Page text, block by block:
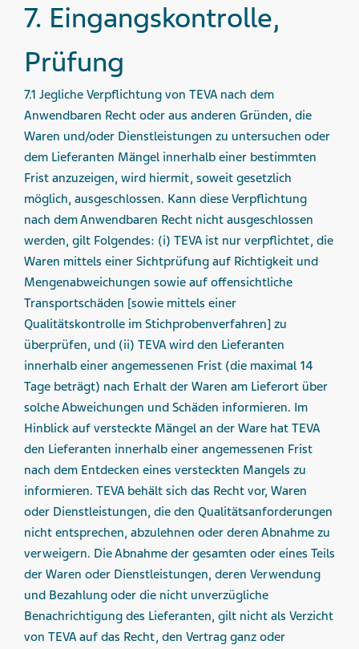
7. Eingangs­kontrolle,
Prüfung
7.1 Jegliche Verpflichtung von TEVA nach dem
Anwendbaren Recht oder aus anderen Gründen, die
Waren und/oder Dienstleistungen zu untersuchen oder
dem Lieferanten Mängel innerhalb einer bestimmten
Frist anzuzeigen, wird hiermit, soweit gesetzlich
möglich, ausgeschlossen. Kann diese Verpflichtung
nach dem Anwendbaren Recht nicht ausgeschlossen
werden, gilt Folgendes: (i) TEVA ist nur verpflichtet, die
Waren mittels einer Sichtprüfung auf Richtigkeit und
Mengenabweichungen sowie auf offensichtliche
Transportschäden [sowie mittels einer
Qualitätskontrolle im Stichprobenverfahren] zu
überprüfen, und (ii) TEVA wird den Lieferanten
innerhalb einer angemessenen Frist (die maximal 14
Tage beträgt) nach Erhalt der Waren am Lieferort über
solche Abweichungen und Schäden informieren. Im
Hinblick auf versteckte Mängel an der Ware hat TEVA
den Lieferanten innerhalb einer angemessenen Frist
nach dem Entdecken eines versteckten Mangels zu
informieren. TEVA behält sich das Recht vor, Waren
oder Dienstleistungen, die den Qualitätsanforderungen
nicht entsprechen, abzulehnen oder deren Abnahme zu
verweigern. Die Abnahme der gesamten oder eines Teils
der Waren oder Dienstleistungen, deren Verwendung
und Bezahlung oder die nicht unverzügliche
Benachrichtigung des Lieferanten, gilt nicht als Verzicht
von TEVA auf das Recht, den Vertrag ganz oder